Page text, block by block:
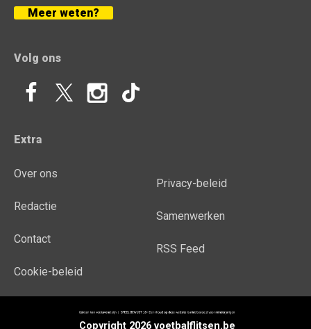
Meer weten?
Volg ons
Extra
Over ons
Redactie
Contact
Cookie-beleid
Privacy-beleid
Samenwerken
RSS Feed
Copyright 2026 voetbalflitsen.be